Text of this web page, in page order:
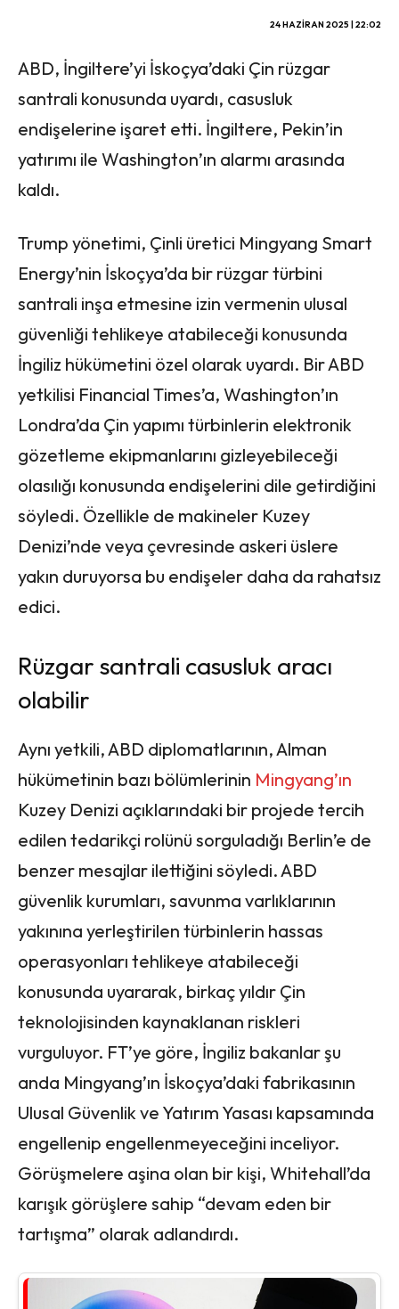
24 HAZIRAN 2025 | 22:02
ABD, İngiltere’yi İskoçya’daki Çin rüzgar
santrali konusunda uyardı, casusluk
endişelerine işaret etti. İngiltere, Pekin’in
yatırımı ile Washington’ın alarmı arasında
kaldı.
Trump yönetimi, Çinli üretici Mingyang Smart
Energy’nin İskoçya’da bir rüzgar türbini
santrali inşa etmesine izin vermenin ulusal
güvenliği tehlikeye atabileceği konusunda
İngiliz hükümetini özel olarak uyardı. Bir ABD
yetkilisi Financial Times’a, Washington’ın
Londra’da Çin yapımı türbinlerin elektronik
gözetleme ekipmanlarını gizleyebileceği
olasılığı konusunda endişelerini dile getirdiğini
söyledi. Özellikle de makineler Kuzey
Denizi’nde veya çevresinde askeri üslere
yakın duruyorsa bu endişeler daha da rahatsız
edici.
Rüzgar santrali casusluk aracı
olabilir
Aynı yetkili, ABD diplomatlarının, Alman
hükümetinin bazı bölümlerinin Mingyang’ın
Kuzey Denizi açıklarındaki bir projede tercih
edilen tedarikçi rolünü sorguladığı Berlin’e de
benzer mesajlar ilettiğini söyledi. ABD
güvenlik kurumları, savunma varlıklarının
yakınına yerleştirilen türbinlerin hassas
operasyonları tehlikeye atabileceği
konusunda uyararak, birkaç yıldır Çin
teknolojisinden kaynaklanan riskleri
vurguluyor. FT’ye göre, İngiliz bakanlar şu
anda Mingyang’ın İskoçya’daki fabrikasının
Ulusal Güvenlik ve Yatırım Yasası kapsamında
engellenip engellenmeyeceğini inceliyor.
Görüşmelere aşina olan bir kişi, Whitehall’da
karışık görüşlere sahip “devam eden bir
tartışma” olarak adlandırdı.